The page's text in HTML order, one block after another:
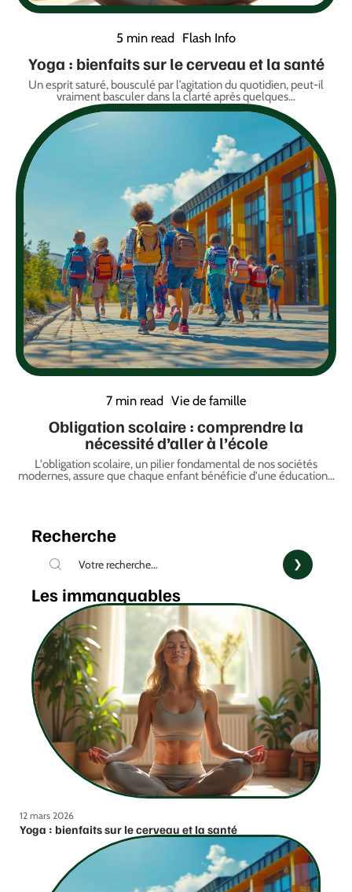
5 min read Flash Info
Yoga : bienfaits sur le cerveau et la santé
Un esprit saturé, bousculé par l’agitation du quotidien, peut-il
vraiment basculer dans la clarté après quelques…
7 min read Vie de famille
Obligation scolaire : comprendre la
nécessité d’aller à l’école
L'obligation scolaire, un pilier fondamental de nos sociétés
modernes, assure que chaque enfant bénéficie d'une éducation…
Recherche
Les immanquables
12 mars 2026
Yoga : bienfaits sur le cerveau et la santé